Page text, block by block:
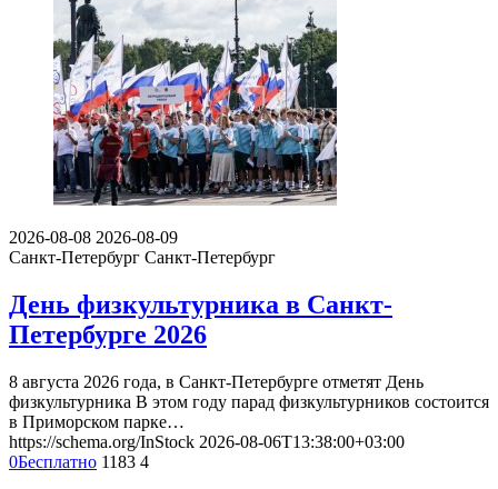
2026-08-08 2026-08-09
Санкт-Петербург Санкт-Петербург
День физкультурника в Санкт-
Петербурге 2026
8 августа 2026 года, в Санкт-Петербурге отметят День
физкультурника В этом году парад физкультурников состоится
в Приморском парке…
https://schema.org/InStock 2026-08-06T13:38:00+03:00
0Бесплатно 1183 4